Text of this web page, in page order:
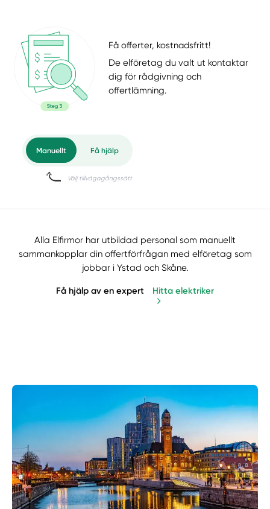
Få offerter, kostnadsfritt!
De elföretag du valt ut kontaktar
dig för rådgivning och
offertlämning.
Manuellt Få hjälp
Välj tillvägagångssätt
Alla Elfirmor har utbildad personal som manuellt
sammankopplar din offertförfrågan med elföretag som
jobbar i Ystad och Skåne.
Få hjälp av en expert Hitta elektriker